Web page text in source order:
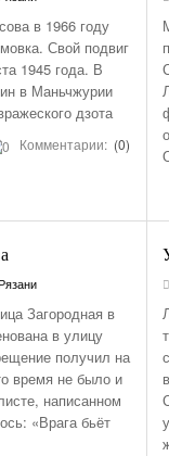
в 1966 году
Свой подвиг
1945 года. В
в Маньчжурии
дзота
Комментарии: (0)
Загородная в
в улицу
получил на
время не было и
написанном
«Врага бьёт